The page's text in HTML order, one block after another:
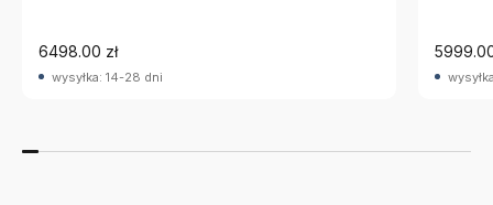
6498.00 zł
wysyłka: 14-28 dni